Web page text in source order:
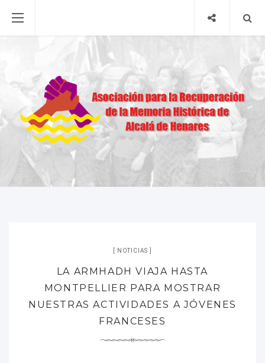
NOTICIAS
LA ARMHADH VIAJA HASTA
MONTPELLIER PARA MOSTRAR
NUESTRAS ACTIVIDADES A JÓVENES
FRANCESES